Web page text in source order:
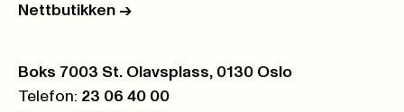
Nettbutikken ->
Postboks:
Boks 7003 St. Olavsplass, 0130 Oslo
Telefon: 23 06 40 00